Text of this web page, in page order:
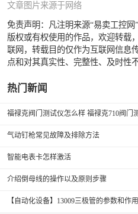
文章图片来源于网络
免责声明：凡注明来源“易卖工控
版权或有权使用的作品，欢迎转载
联网，转载目的仅作为互联网信息
点和对其真实性、完整性、及时性
热门新闻
福禄克阀门测试仪怎么样 福禄克710阀门
气动钉枪常见故障及排除方法
智能电表卡怎样激活
介绍倒母线的操作以及原则步骤
【自动化设备】13009三极管的参数和作用